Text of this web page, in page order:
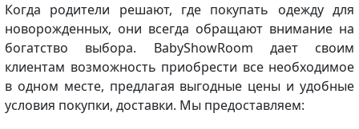
Когда родители решают, где покупать одежду для
новорожденных, они всегда обращают внимание на
богатство выбора. BabyShowRoom дает своим
клиентам возможность приобрести все необходимое
в одном месте, предлагая выгодные цены и удобные
условия покупки, доставки. Мы предоставляем: